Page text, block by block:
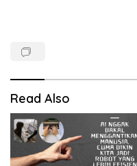
P3k
PPPK
Matematika
Read Also